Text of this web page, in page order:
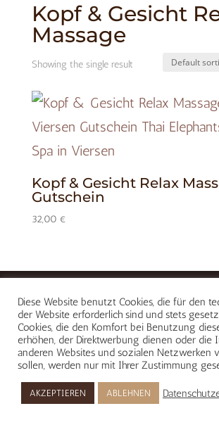
Kopf & Gesicht
Massage
Showing the single result
Kopf & Gesicht Relax
Gutschein
32,00 €
Diese Website benutzt Cookies, die für den
der Website erforderlich sind und stets
Cookies, die den Komfort bei Benutzung
erhöhen, der Direktwerbung dienen oder die
anderen Websites und sozialen Netzwerken
sollen, werden nur mit Ihrer Zustimmung
AKZEPTIEREN ABLEHNEN